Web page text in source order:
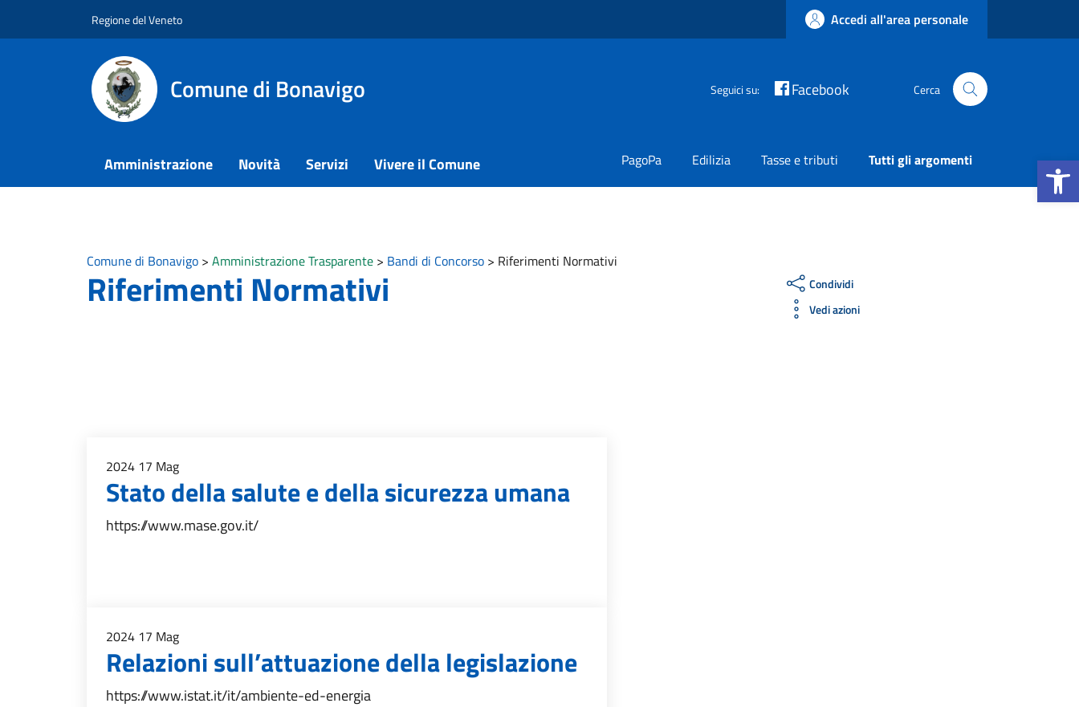
Apri la
Regione del Veneto Accedi all'area personale
Comune di Bonavigo Seguici su: Facebook Cerca
Amministrazione Novità Servizi Vivere il Comune PagoPa Edilizia Tasse e tributi Tutti gli argomenti
Comune di Bonavigo > Amministrazione Trasparente > Bandi di Concorso > Riferimenti Normativi
Riferimenti Normativi
Condividi
Vedi azioni
2024 17 Mag
Stato della salute e della sicurezza umana
https://www.mase.gov.it/
2024 17 Mag
Relazioni sull’attuazione della legislazione
https://www.istat.it/it/ambiente-ed-energia